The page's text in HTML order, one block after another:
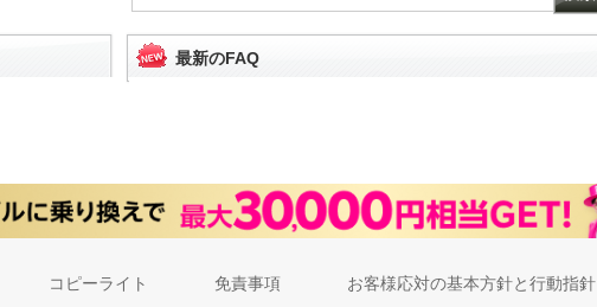
最新のFAQ
コピーライト 免責事項 お客様応対の基本方針と行動指針